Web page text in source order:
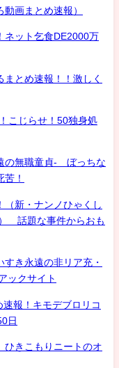
画まとめ速報）
ネット乞食DE2000万
とめ速報！！激しく
こじらせ！50独身処
無職童貞- ぼっちな
！
新・ナンノひゃくし
話題な事件からおも
き永遠の非リア充・
ックサイト
報！キモデブロリコ
日
きこもりニートのオ